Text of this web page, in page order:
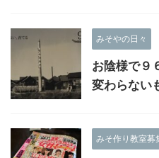
みそやの日々
お陰様で９
変わらない
みそ作り教室募